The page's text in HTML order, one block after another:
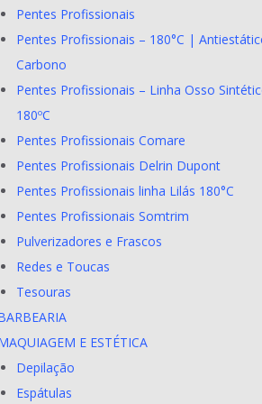
Pentes Profissionais
Pentes Profissionais – 180°C |
Carbono
Pentes Profissionais – Linha Osso
180ºC
Pentes Profissionais Comare
Pentes Profissionais Delrin Dupont
Pentes Profissionais linha Lilás 180°C
Pentes Profissionais Somtrim
Pulverizadores e Frascos
Redes e Toucas
Tesouras
E ESTÉTICA
Depilação
Espátulas